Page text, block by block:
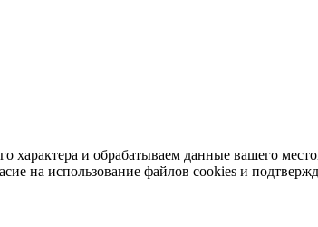
характера и обрабатываем данные вашего
на использование файлов cookies и